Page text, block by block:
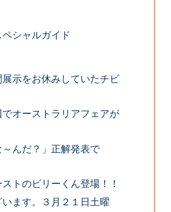
ペシャルガイド
展示をお休みしていたチビ
でオーストラリアフェアが
～んだ？」正解発表で
トのビリーくん登場！！
ます。３月２１日土曜